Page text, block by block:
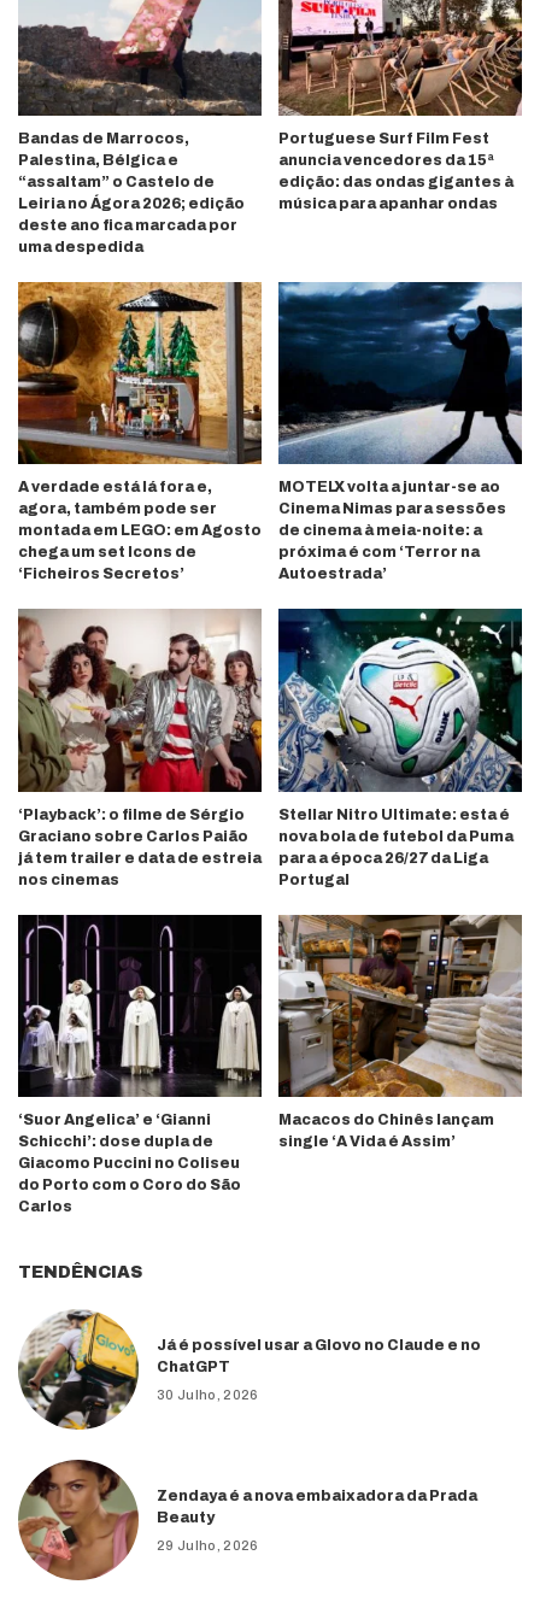
Bandas de Marrocos,
Palestina, Bélgica e
“assaltam” o Castelo de
Leiria no Ágora 2026; edição
deste ano fica marcada por
uma despedida
Portuguese Surf Film Fest
anuncia vencedores da 15ª
edição: das ondas gigantes à
música para apanhar ondas
A verdade está lá fora e,
agora, também pode ser
montada em LEGO: em Agosto
chega um set Icons de
‘Ficheiros Secretos’
MOTELX volta a juntar-se ao
Cinema Nimas para sessões
de cinema à meia-noite: a
próxima é com ‘Terror na
Autoestrada’
‘Playback’: o filme de Sérgio
Graciano sobre Carlos Paião
já tem trailer e data de estreia
nos cinemas
Stellar Nitro Ultimate: esta é
nova bola de futebol da Puma
para a época 26/27 da Liga
Portugal
‘Suor Angelica’ e ‘Gianni
Schicchi’: dose dupla de
Giacomo Puccini no Coliseu
do Porto com o Coro do São
Carlos
Macacos do Chinês lançam
single ‘A Vida é Assim’
TENDÊNCIAS
Já é possível usar a Glovo no Claude e no
ChatGPT
30 Julho, 2026
Zendaya é a nova embaixadora da Prada
Beauty
29 Julho, 2026